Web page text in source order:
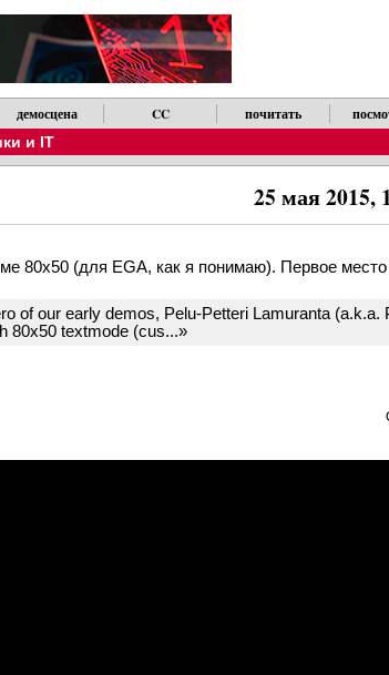
демосцена CC почитать
и IT
25 мая 2015,
80x50 (для EGA, как я понимаю). Первое
of our early demos, Pelu-Petteri Lamuranta (a.k.a.
80x50 textmode (cus...»